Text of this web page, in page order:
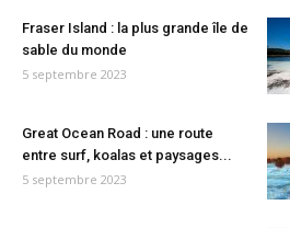
Fraser Island : la plus grande île de
sable du monde
5 septembre 2023
Great Ocean Road : une route
entre surf, koalas et paysages...
5 septembre 2023